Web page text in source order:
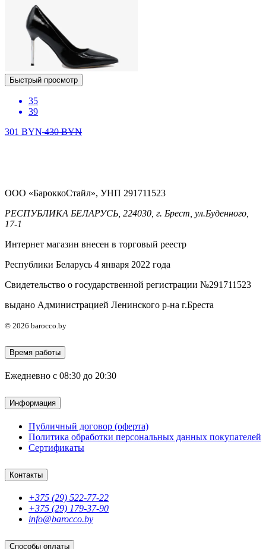
Быстрый просмотр
35
39
301 BYN430BYN
ООО «БароккоСтайл», УНП 291711523
РЕСПУБЛИКА БЕЛАРУСЬ, 224030, г. Брест, ул.Буденного,
17-1
Интернет магазин внесен в торговый реестр
Республики Беларусь 4 января 2022 года
Свидетельство о государственной регистрации №291711523
выдано Администрацией Ленинского р-на г.Бреста
© 2026 barocco.by
Время работы
Ежедневно с 08:30 до 20:30
Информация
Публичный договор (оферта)
Политика обработки персональных данных покупателей
Сертификаты
Контакты
+375 (29) 522-77-22
+375 (29) 179-37-90
info@barocco.by
Способы оплаты